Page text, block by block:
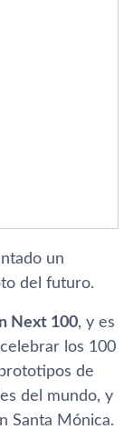
un
del futuro.
Next 100, y es
los 100
de
del mundo, y
Santa Mónica.